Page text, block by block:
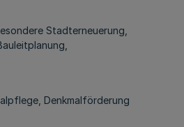
Stadterneuerung,
Denkmalförderung